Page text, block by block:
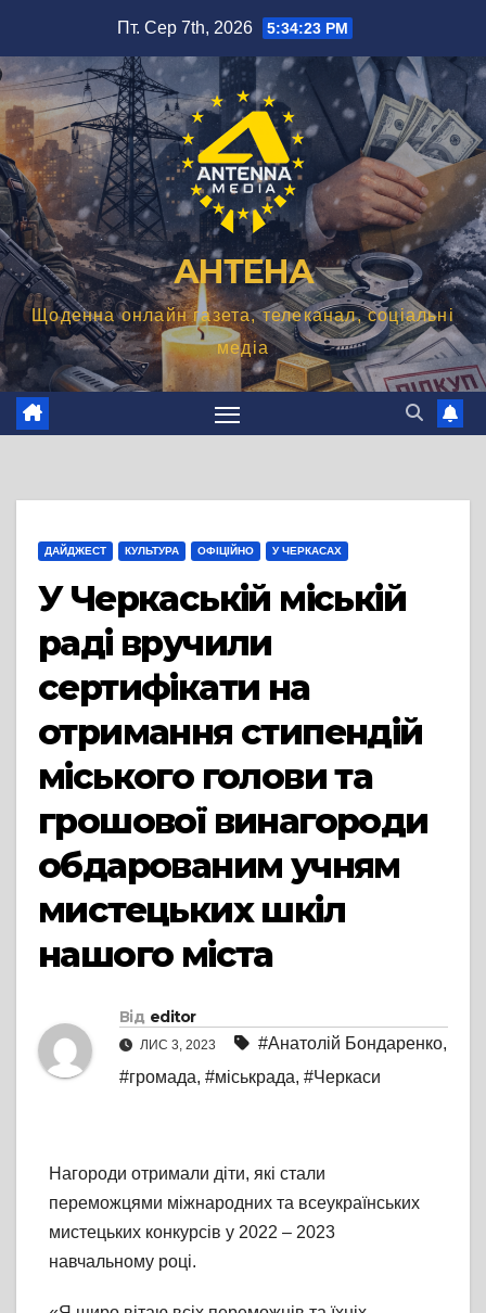
вмісту
Пт. Сер 7th, 2026 5:34:25 PM
АНТЕНА
Щоденна онлайн газета, телеканал, соціальні
медіа
ДАЙДЖЕСТ КУЛЬТУРА ОФІЦІЙНО У ЧЕРКАСАХ
У Черкаській міській
раді вручили
сертифікати на
отримання стипендій
міського голови та
грошової винагороди
обдарованим учням
мистецьких шкіл
нашого міста
Від editor
ЛИС 3, 2023 #Анатолій Бондаренко,
#громада, #міськрада, #Черкаси
Нагороди отримали діти, які стали
переможцями міжнародних та всеукраїнських
мистецьких конкурсів у 2022 – 2023
навчальному році.